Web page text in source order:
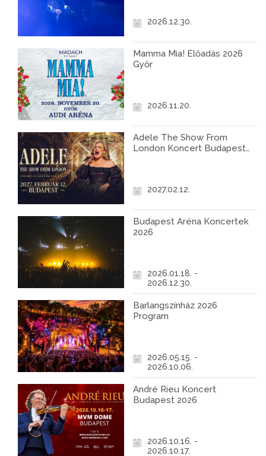
2026.12.30.
Mamma Mia! Előadás 2026
Győr
2026.11.20.
Adele The Show From
London Koncert Budapest
2027.02.12.
Budapest Aréna Koncertek
2026
2026.01.18. -
2026.12.30.
Barlangszínház 2026
Program
2026.05.15. -
2026.10.06.
André Rieu Koncert
Budapest 2026
2026.10.16. -
2026.10.17.